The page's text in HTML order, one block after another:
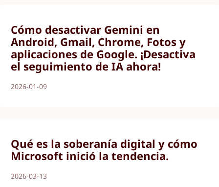
Cómo desactivar Gemini en
Android, Gmail, Chrome, Fotos y
aplicaciones de Google. ¡Desactiva
el seguimiento de IA ahora!
2026-01-09
Qué es la soberanía digital y cómo
Microsoft inició la tendencia.
2026-03-13